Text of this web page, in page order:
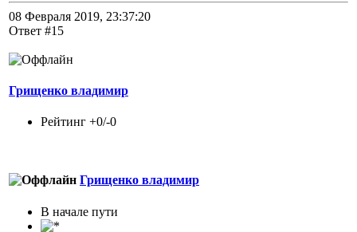
08 Февраля 2019, 23:37:20
Ответ #15
Грищенко владимир
Рейтинг +0/-0
Грищенко владимир
В начале пути